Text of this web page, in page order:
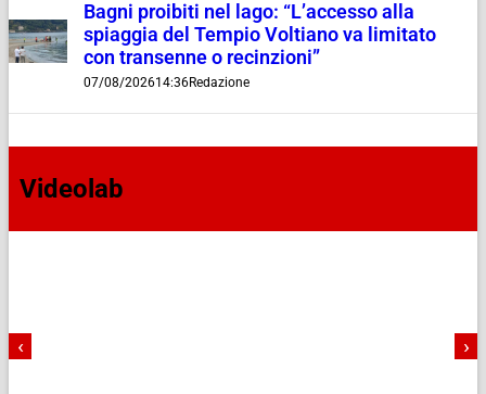
Bagni proibiti nel lago: “L’accesso alla
spiaggia del Tempio Voltiano va limitato
con transenne o recinzioni”
07/08/202614:36Redazione
Videolab
‹ ›